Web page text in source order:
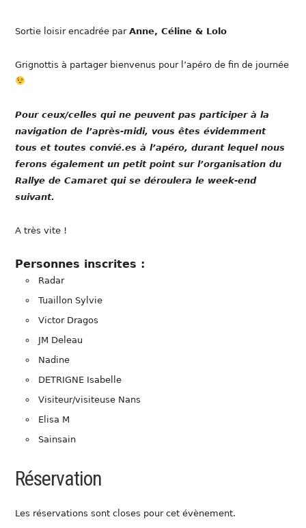
Sortie loisir encadrée parAnne, Céline & Lolo
Grignottis à partager bienvenus pour l’apéro de fin de journée
Pour ceux/celles qui ne peuvent pas participer à la
navigation de l’après-midi, vous êtes évidemment
tous et toutes convié.es à l’apéro, durant lequel nous
ferons également un petit point sur l’organisation du
Rallye de Camaret qui se déroulera le week-end
suivant.
A très vite !
Personnes inscrites :
Radar
Tuaillon Sylvie
Victor Dragos
JM Deleau
Nadine
DETRIGNE Isabelle
Visiteur/visiteuse Nans
Elisa M
Sainsain
Réservation
Les réservations sont closes pour cet évènement.